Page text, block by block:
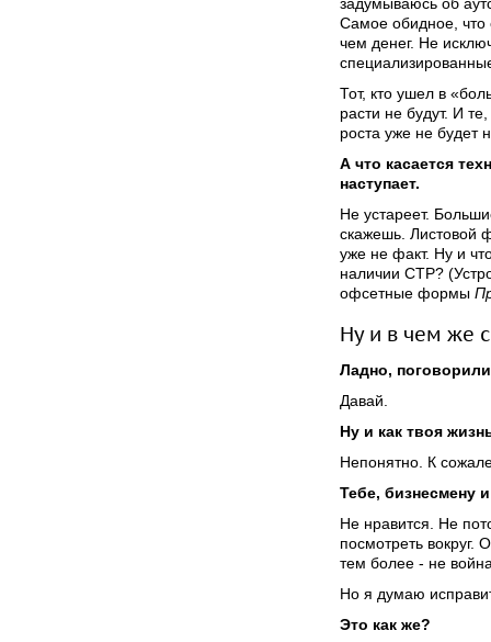
Самое обидное, что
чем денег. Не
Тот, кто ушел в
расти не будут. И
роста уже не будет
А что касается
наступает.
Не устареет.
скажешь. Листовой
уже не факт. Ну и
наличии СТР?
офсетные формы
Ну и в чем же
Ладно,
Давай.
Ну и как твоя
Непонятно. К
Тебе, бизнесмену
Не нравится. Не
посмотреть вокруг.
тем более - не
Но я думаю
Это как же?